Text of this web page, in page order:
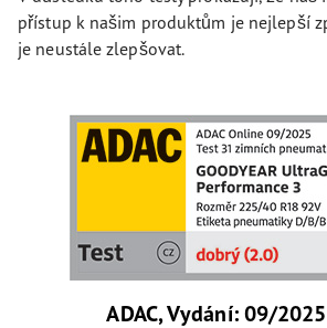
přístup k našim produktům je nejlepší
je neustále zlepšovat.
ADAC, Vydání: 09/2025